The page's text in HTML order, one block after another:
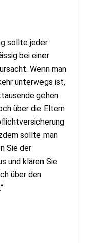
sollte jeder
bei einer
Wenn man
unterwegs ist,
gehen.
über die Eltern
sollte man
Sie der
und klären Sie
über den